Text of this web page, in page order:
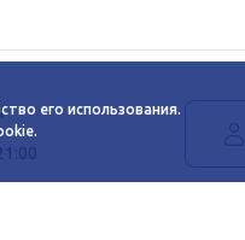
00-12
его использования.